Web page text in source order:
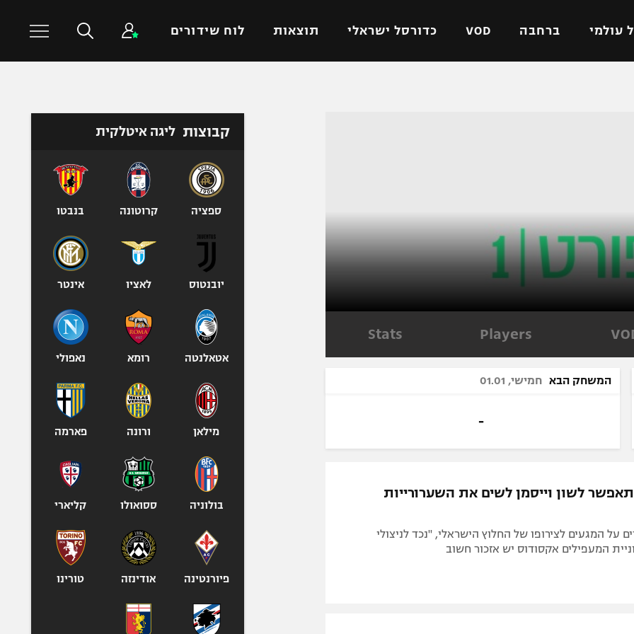
עולמי ברחבה VOD כדורסל ישראלי תוצאות לוח שידורים
ישראל
אביב
ליגה איטלקית
ליגה הולנדית
ליגה סינית
טניס
כדורעף
שחייה
ג'ודו
אגרוף
ספורט אולימפי
היאבקות WWE
אופניים
פוטבול אמריקאי NFL
בייסבול MLB
ספורט אתגרי
אומנויות לחימה
גיימינג E-Sports
Players
Stats
המשחק הבא חמישי, 01.01
-
לשון וייסמן לשים את השערורייות
על המגעים לצירופו של החלוץ הישראלי, "נכד לניצולי
המעפילים אקסודוס יש אזכור חשוב
קבוצות ליגה איטלקית
ספציה קרוטונה בנבטו
יובנטוס לאציו אינטר
אטאלנטה רומא נאפולי
מילאן ורונה פארמה
בולוניה ססואולו קליארי
פיורנטינה אודינזה טורינו